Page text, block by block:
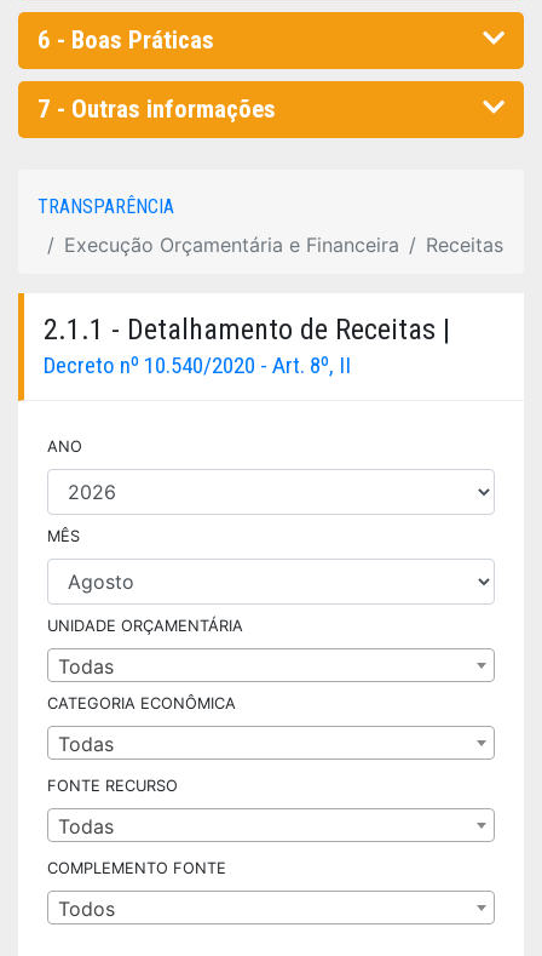
6 - Boas Práticas
7 - Outras informações
TRANSPARÊNCIA
Execução Orçamentária e Financeira Receitas
2.1.1 - Detalhamento de Receitas |
Decreto nº 10.540/2020 - Art. 8º, II
ANO
MÊS
UNIDADE ORÇAMENTÁRIA
Todas
CATEGORIA ECONÔMICA
Todas
FONTE RECURSO
Todas
COMPLEMENTO FONTE
Todos